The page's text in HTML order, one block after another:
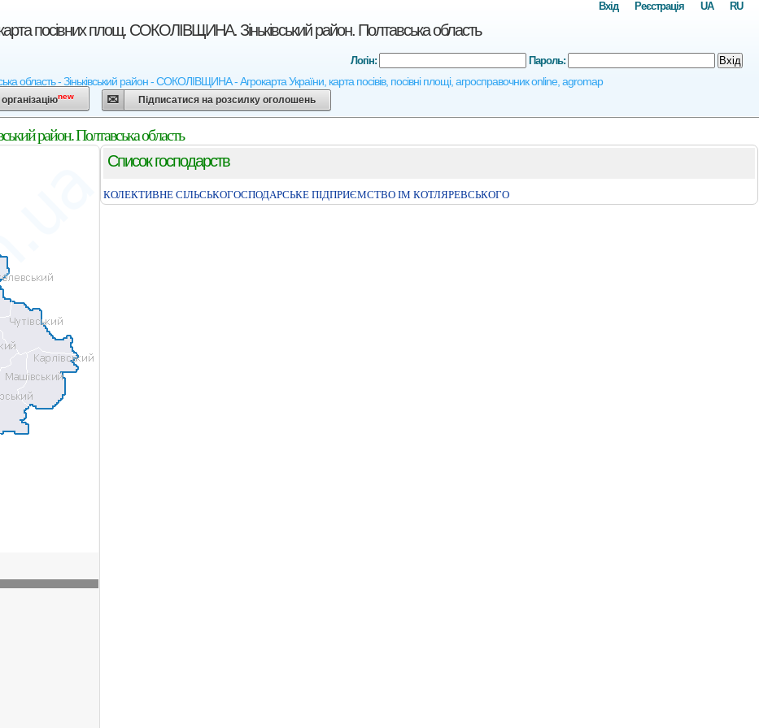
посівних площ. СОКОЛІВЩИНА. Зіньківський район. Полтавська область
область - Зіньківський район - СОКОЛІВЩИНА - Агрокарта України, карта посівів, посівні площі, агросправочник online, agromap
RU
UA
Реєстрація
Вхід
Логін: Пароль: Вхід
new Підписатися на розсилку оголошень
район. Полтавська область
Список господарств
КОЛЕКТИВНЕ СIЛЬСЬКОГОСПОДАРСЬКЕ ПIДПРИЄМСТВО IМ КОТЛЯРЕВСЬКОГО